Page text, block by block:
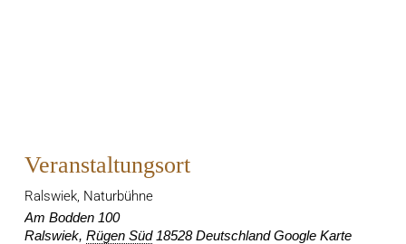
Veranstaltungsort
Ralswiek, Naturbühne
Am Bodden 100
Ralswiek, Rügen Süd 18528 Deutschland Google Karte